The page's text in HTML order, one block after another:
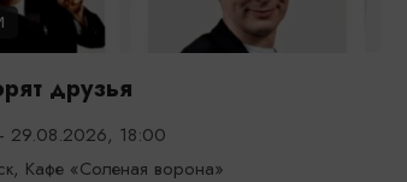
друзья
29.08.2026, 18:00
Кафе «Соленая ворона»